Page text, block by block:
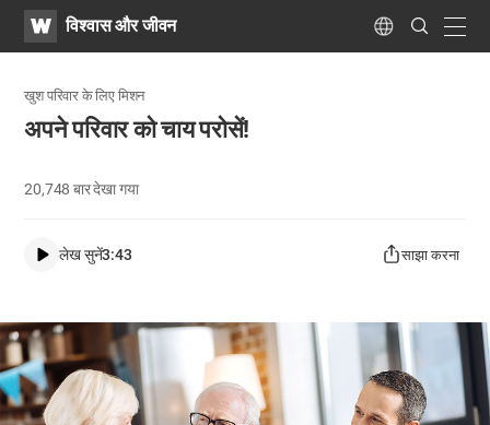
WATVविश्वास और जीवन Language
Search
Submit
खुश परिवार के लिए मिशन
अपने परिवार को चाय परोसें!
20,748बार देखा गया
लेख सुनें3:43 साझा करना